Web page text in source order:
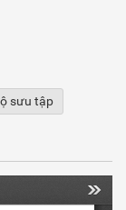
sưu tập